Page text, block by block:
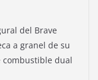
del Brave
a granel de su
combustible dual